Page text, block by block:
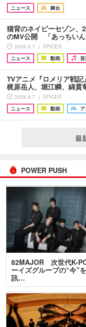
ニュース
舞台
猫背のネイビーセゾン、
のMV公開 「あっちい
2026.8.7 ｜ SPICER
ニュース
動画
TVアニメ『ロメリア戦記
梶原岳人、堀江瞬、綿貫
2026.8.7 ｜ SPICER
ニュース
動画
最
POWER PUSH
82MAJOR 次世代K-
ーイズグループの“今”を
訊…